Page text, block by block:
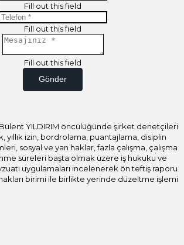
Fill out this field
Fill out this field
Fill out this field
Gönder
YILDIRIM öncülüğünde şirket denetçileri
yıllık izin, bordrolama, puantajlama, disiplin
sosyal ve yan haklar, fazla çalışma, çalışma
süreleri başta olmak üzere iş hukuku ve
uygulamaları incelenerek ön teftiş raporu
birimi ile birlikte yerinde düzeltme işlemi